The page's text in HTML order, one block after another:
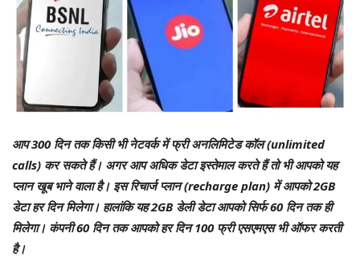
आप 300 दिन तक किसी भी नेटवर्क में फ्री अनलिमिटेड कॉल (unlimited
calls) कर सकते हैं। अगर आप अधिक डेटा इस्तेमाल करते हैं तो भी आपको यह
प्लान खूब भाने वाला है। इस रिचार्ज प्लान (recharge plan) में आपको 2GB
डेटा हर दिन मिलेगा। हालांकि यह 2GB डेली डेटा आपको सिर्फ 60 दिन तक ही
मिलेगा। कंपनी 60 दिन तक आपको हर दिन 100 फ्री एसएमएस भी ऑफर करती
है।